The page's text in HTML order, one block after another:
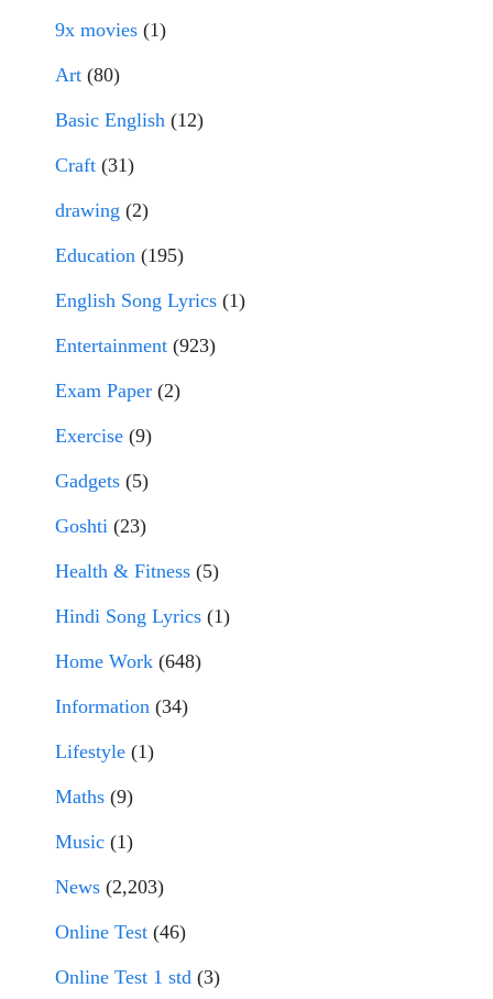
9x movies (1)
Art (80)
Basic English (12)
Craft (31)
drawing (2)
Education (195)
English Song Lyrics (1)
Entertainment (923)
Exam Paper (2)
Exercise (9)
Gadgets (5)
Goshti (23)
Health & Fitness (5)
Hindi Song Lyrics (1)
Home Work (648)
Information (34)
Lifestyle (1)
Maths (9)
Music (1)
News (2,203)
Online Test (46)
Online Test 1 std (3)